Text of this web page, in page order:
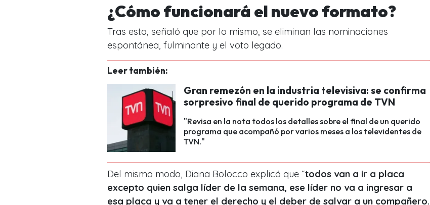
¿Cómo funcionará el nuevo formato?
Tras esto, señaló que por lo mismo, se eliminan las nominaciones
espontánea, fulminante y el voto legado.
Leer también:
Gran remezón en la industria televisiva: se confirma
sorpresivo final de querido programa de TVN
"Revisa en la nota todos los detalles sobre el final de un querido
programa que acompañó por varios meses a los televidentes de
TVN."
Del mismo modo, Diana Bolocco explicó que “todos van a ir a placa
excepto quien salga líder de la semana, ese líder no va a ingresar a
esa placa y va a tener el derecho y el deber de salvar a un compañero.